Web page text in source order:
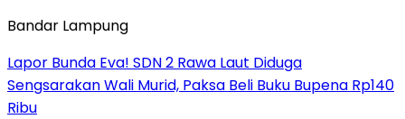
Bandar Lampung
Lapor Bunda Eva! SDN 2 Rawa Laut Diduga
Sengsarakan Wali Murid, Paksa Beli Buku Bupena Rp140
Ribu